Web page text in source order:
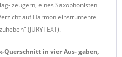
zeugern, eines Saxophonisten
auf Harmonieinstrumente
(JURYTEXT).
Querschnitt in vier Aus- gaben,